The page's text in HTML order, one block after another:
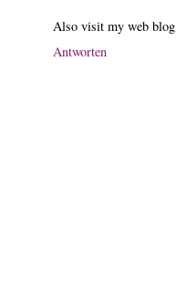
Also visit my web blog
Antworten